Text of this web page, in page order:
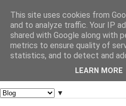
▼
This site uses cookies from
and to analyze traffic. Your IP
shared with Google along with
metrics to ensure quality of
statistics, and to detect and
LEARN MORE